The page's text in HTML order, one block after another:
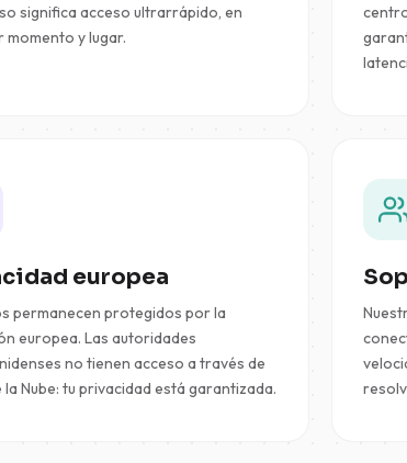
significa acceso ultrarrápido, en
momento y lugar.
europea
permanecen protegidos por la
europea. Las autoridades
no tienen acceso a través de
la Nube: tu privacidad está garantizada.